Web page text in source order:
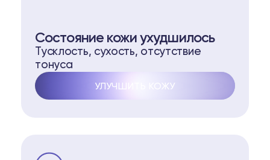
Состояние кожи ухудшилось
Тусклость, сухость, отсутствие
тонуса
УЛУЧШИТЬ КОЖУ